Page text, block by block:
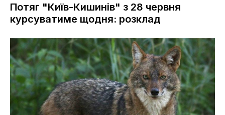
Потяг "Київ-Кишинів" з 28 червня
курсуватиме щодня: розклад